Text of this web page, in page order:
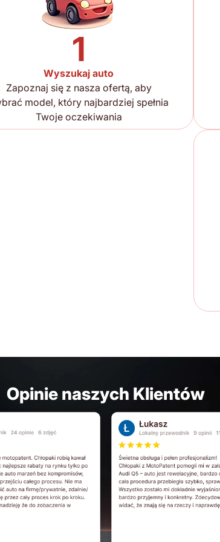
1
Wyszukaj auto
Zapoznaj się z nasza ofertą, aby
model, który najbardziej spełnia
Twoje oczekiwania
Opinie naszych Klientów